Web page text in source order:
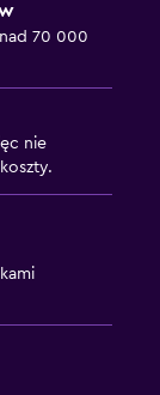
70 000
nie